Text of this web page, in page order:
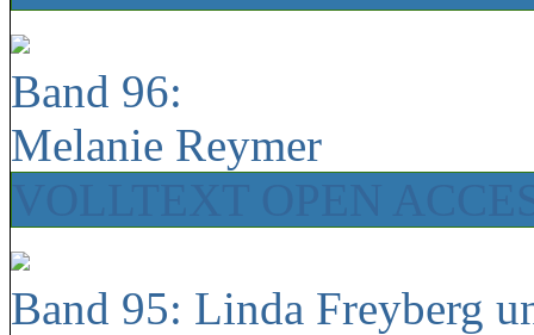
Band 96:
Melanie Reymer
Band 95: Linda Freyberg